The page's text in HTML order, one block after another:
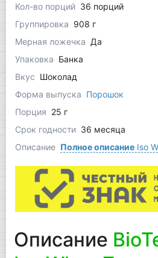
Кол-во порций 36 порций
Группировка 908 г
Мерная ложечка Да
Упаковка Банка
Вкус Шоколад
Форма выпуска Порошок
Порция 25 г
Срок годности 36 месяца
Описание Полное описаниеIso
Описание